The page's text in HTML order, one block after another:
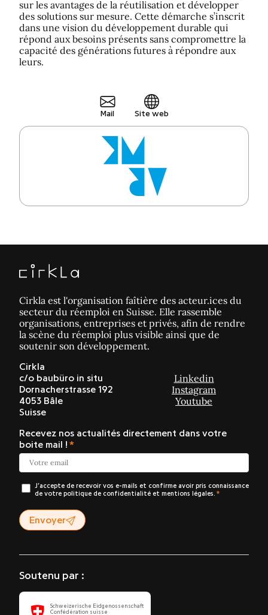
sur les avantages de la réutilisation et développer
des solutions sur mesure. Cette démarche s’inscrit
dans une vision du développement durable qui
répond aux besoins présents sans compromettre la
capacité des générations futures à répondre aux
leurs.
Mail Site web
Cirkla est l'organisation faîtière des acteur.ices du
secteur du réemploi en Suisse. Elle rassemble
organisations, entreprises et privés, afin de rendre
la scène du réemploi plus visible ainsi que de
soutenir son développement.
Cirkla
c/o baubüro in situ
Dornacherstrasse 192
4053 Bâle
Suisse
Linkedin
Instagram
Youtube
Recevez nos actualités directement dans votre
boite mail !
J’accepte de recevoir vos e-mails et confirme avoir pris connaissance
de votre politique de confidentialité et mentions légales.
Envoyer
Soutenu par :
Schweizerische Eidgenossenschaft
Confédération suisse